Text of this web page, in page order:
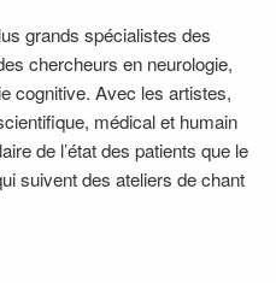
grands spécialistes des
chercheurs en neurologie,
cognitive. Avec les artistes,
médical et humain
de l’état des patients que le
suivent des ateliers de chant